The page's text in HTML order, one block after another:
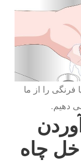
فرنگی را از ما
دهیم.
چاه